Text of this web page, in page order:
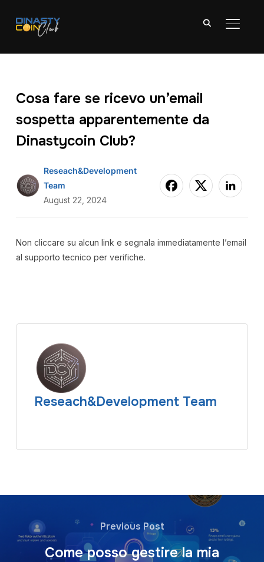
Cosa fare se ricevo un’email
sospetta apparentemente da
Dinastycoin Club?
Reseach&Development
Team
August 22, 2024
Non cliccare su alcun link e segnala immediatamente l’email
al supporto tecnico per verifiche.
Reseach&Development Team
Previous Post
Come posso gestire la mia